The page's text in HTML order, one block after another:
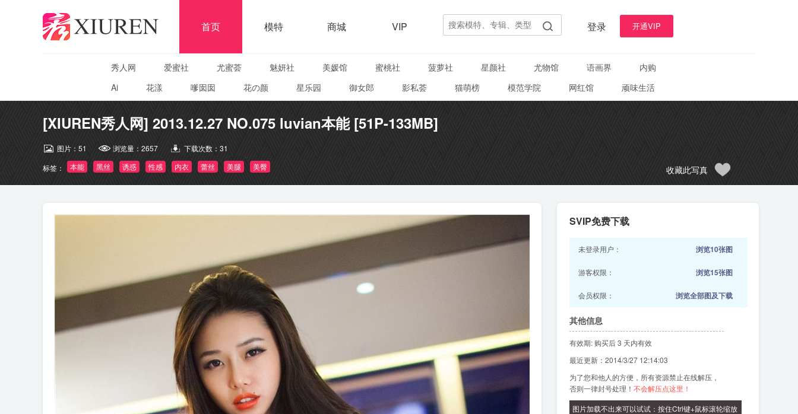
首页 模特 商城 VIP 登录 开通VIP
秀人网 爱蜜社 尤蜜荟 魅妍社 美媛馆 蜜桃社 菠萝社 星颜社 尤物馆 语画界
内购
Ai
花漾 嗲囡囡 花の颜 星乐园 御女郎 影私荟 猫萌榜 模范学院 网红馆 顽味生活
[XIUREN秀人网] 2013.12.27 NO.075 luvian本能 [51P-133MB]
图片： 51 浏览量： 2657 下载次数： 31
标签：
本能 黑丝 诱惑 性感 内衣 蕾丝 美腿 美臀 收藏此写真
SVIP免费下载
未登录用户： 浏览10张图
游客权限： 浏览15张图
会员权限： 浏览全部图及下载
其他信息
有效期: 购买后 3 天内有效
最近更新：2014/3/27 12:14:03
为了您和他人的方便，所有资源禁止在线解压，
否则一律封号处理！ 不会解压点这里！
图片加载不出来可以试试：按住Ctrl键+鼠标滚轮缩放